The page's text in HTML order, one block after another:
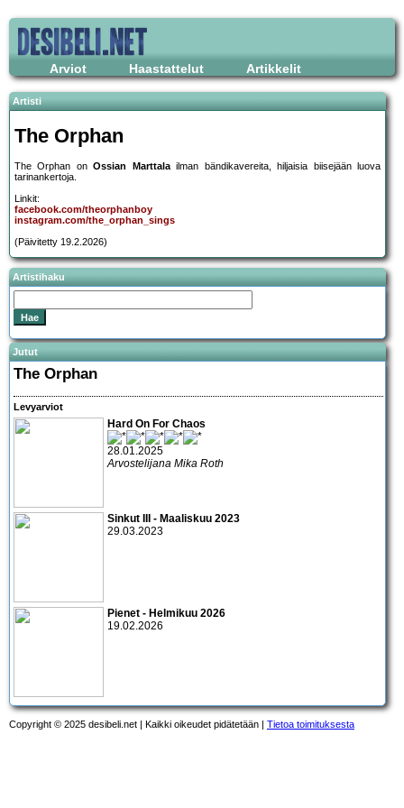
Arviot Haastattelut Artikkelit
Artisti
The Orphan
The Orphan onOssian Marttalailman bändikavereita, hiljaisia biisejään luova
tarinankertoja.
Linkit:
facebook.com/theorphanboy
instagram.com/the_orphan_sings
(Päivitetty 19.2.2026)
Artistihaku
Jutut
The Orphan
Levyarviot
Hard On For Chaos
28.01.2025
Arvostelijana Mika Roth
Sinkut III - Maaliskuu 2023
29.03.2023
Pienet - Helmikuu 2026
19.02.2026
Copyright © 2025 desibeli.net | Kaikki oikeudet pidätetään | Tietoa toimituksesta